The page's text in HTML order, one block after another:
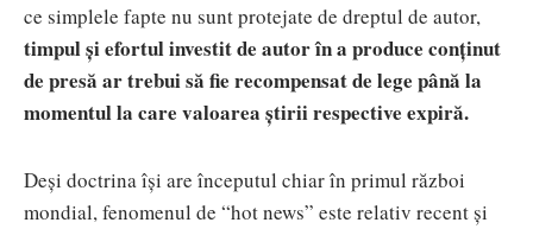
ce simplele fapte nu sunt protejate de dreptul de autor,
timpul și efortul investit de autor în a produce conținut
de presă ar trebui să fie recompensat de lege până la
momentul la care valoarea știrii respective expiră.
Deși doctrina își are începutul chiar în primul război
mondial, fenomenul de “hot news” este relativ recent și